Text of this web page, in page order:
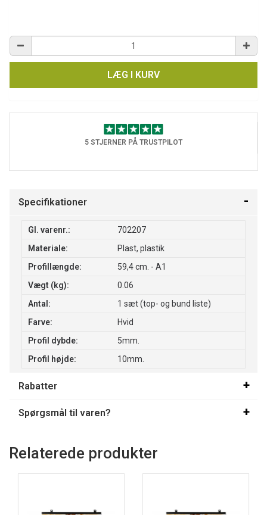
LÆG I KURV
5 STJERNER PÅ TRUSTPILOT
Specifikationer
Gl. varenr.:
702207
Materiale:
Plast, plastik
Profillængde:
59,4 cm. - A1
Vægt (kg):
0.06
Antal:
1 sæt (top- og bund liste)
Farve:
Hvid
Profil dybde:
5mm.
Profil højde:
10mm.
Rabatter
Spørgsmål til varen?
Relaterede produkter